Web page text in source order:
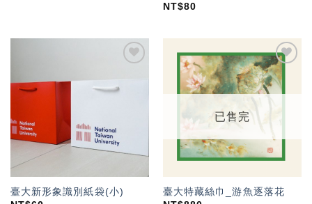
NT$80
臺大新形象識別紙袋(小)
加入
「願
望輕
已售完
臺大特藏絲巾_游魚逐落花